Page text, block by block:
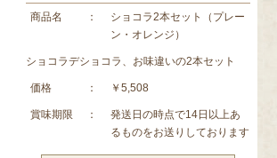
商品名 ：
ショコラ2本セット（プレー
ン・オレンジ）
ショコラデショコラ、お味違いの2本セット
価格 ： ￥5,508
賞味期限 ：
発送日の時点で14日以上あ
るものをお送りしております